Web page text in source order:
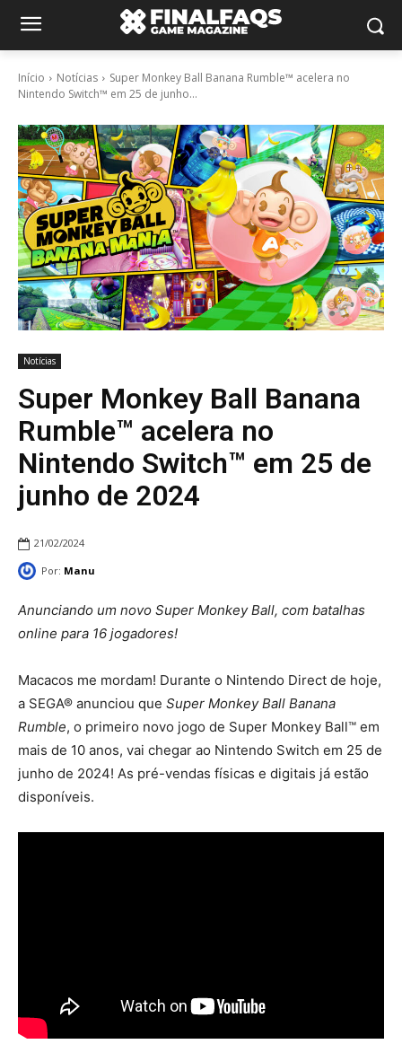
Início Notícias
Super Monkey Ball Banana Rumble™ acelera no
Nintendo Switch™ em 25 de junho...
Notícias
Super Monkey Ball Banana
Rumble™ acelera no
Nintendo Switch™ em 25 de
junho de 2024
21/02/2024
Por: Manu
Anunciando um novo Super Monkey Ball, com batalhas
online para 16 jogadores!
Macacos me mordam! Durante o Nintendo Direct de hoje,
a SEGA® anunciou que Super Monkey Ball Banana
Rumble, o primeiro novo jogo de Super Monkey Ball™ em
mais de 10 anos, vai chegar ao Nintendo Switch em 25 de
junho de 2024! As pré-vendas físicas e digitais já estão
disponíveis.